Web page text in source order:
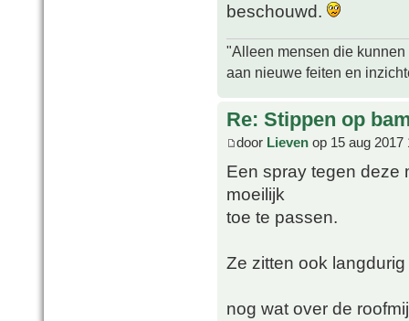
beschouwd.
"Alleen mensen die
aan nieuwe feiten en
Re: Stippen op
door Lieven op 15 aug 2017
Een spray tegen deze
moeilijk
toe te passen.
Ze zitten ook
nog wat over de